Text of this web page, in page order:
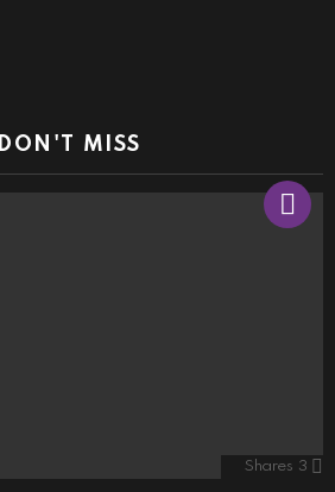
DON'T MISS
3
Shares